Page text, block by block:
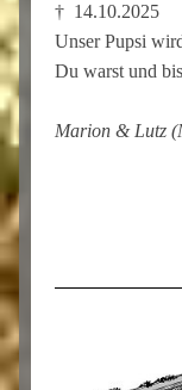
† 14.10.2025
Unser Pupsi
Du warst und
Marion & Lutz